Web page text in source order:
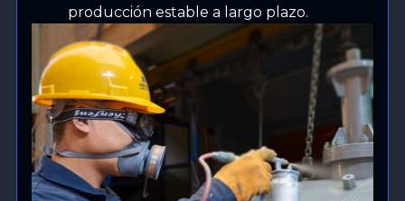
producción estable a largo plazo.